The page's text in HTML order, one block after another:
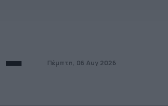
Πέμπτη, 06 Αυγ 2026